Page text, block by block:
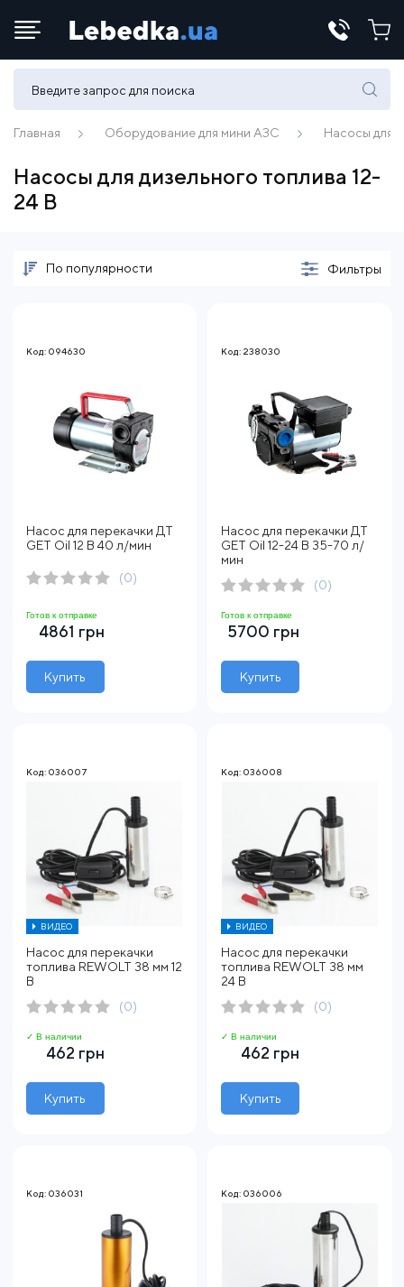
Телефоны:
(067) 430 82-15
Главная Оборудование для мини АЗС Насосы для
Насосы для дизельного топлива 12-
24 В
По популярности Фильтры
Код: 094630
Насос для перекачки ДТ
GET Oil 12 В 40 л/мин
(0)
Готов к отправке
4861 грн
Купить
Код: 238030
Насос для перекачки ДТ
GET Oil 12-24 В 35-70 л/
мин
(0)
Готов к отправке
5700 грн
Купить
Код: 036007
ВИДЕО
Насос для перекачки
топлива REWOLT 38 мм 12
В
(0)
✓ В наличии
462 грн
Купить
Код: 036008
ВИДЕО
Насос для перекачки
топлива REWOLT 38 мм
24 В
(0)
✓ В наличии
462 грн
Купить
Код: 036031 Код: 036006